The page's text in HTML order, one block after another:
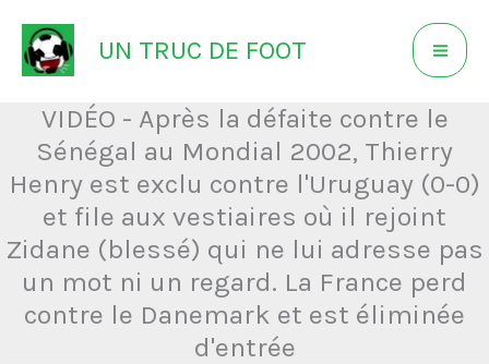
Aller
au
contenu
UN TRUC DE FOOT
VIDÉO - Après la défaite contre le
Sénégal au Mondial 2002, Thierry
Henry est exclu contre l'Uruguay (0-0)
et file aux vestiaires où il rejoint
Zidane (blessé) qui ne lui adresse pas
un mot ni un regard. La France perd
contre le Danemark et est éliminée
d'entrée